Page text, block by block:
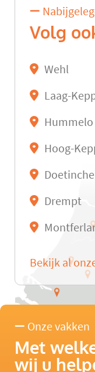
Volg
Wehl
Laag-
Hummelo
Hoog-
Drempt
Bekijk al
Onze vakken
Met
wij u